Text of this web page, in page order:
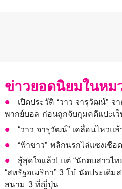
ข่าวยอดนิยมในหม
เปิดประวัติ “วาว จารุวัฒน์”
พากย์บอล ก่อนถูกจับกุมคดีแปะเ
“วาว จารุวัฒน์” เคลื่อนไหวแ
“ฟ้าขาว” พลิกนรกไล่แซงเชือ
สู้สุดใจแล้ว! แต่ “นักตบสาวไท
“สหรัฐอเมริกา” 3 โบ๋ นัดประเดิ
สนาม 3 ที่ญี่ปุ่น